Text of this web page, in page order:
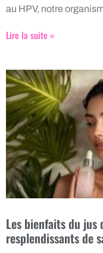
au HPV, notre
Lire la suite »
Les bienfaits du jus
resplendissants de